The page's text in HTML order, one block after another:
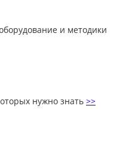
и методики
нужно знать >>